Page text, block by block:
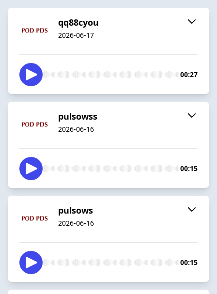
qq88cyou
2026-06-17
00:27
pulsowss
2026-06-16
00:15
pulsows
2026-06-16
00:15